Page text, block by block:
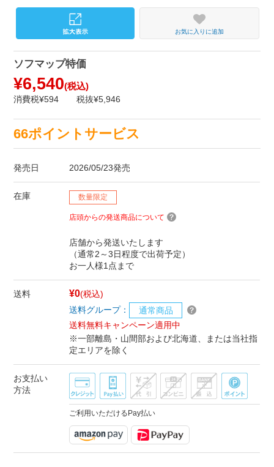
お気に入りに追加
ソフマップ特価
¥6,540(税込)
消費税¥594 税抜¥5,946
66ポイントサービス
発売日 2026/05/23発売
在庫 数量限定
店頭からの発送商品について
店舗から発送いたします
（通常2～3日程度で出荷予定）
お一人様1点まで
送料 ¥0(税込)
送料グループ：
通常商品
送料無料キャンペーン適用中
※一部離島・山間部および北海道、または当社指
定エリアを除く
お支払い
方法
ご利用いただけるPay払い